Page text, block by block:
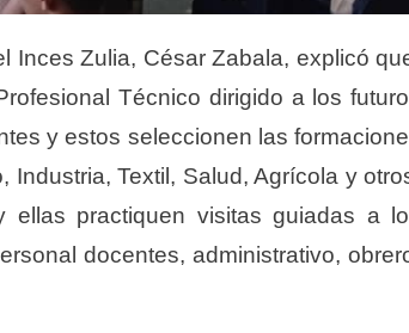
Inces Zulia, César Zabala, explicó
Técnico dirigido a los
y estos seleccionen las
Textil, Salud, Agrícola y
practiquen visitas guiadas a
docentes, administrativo,